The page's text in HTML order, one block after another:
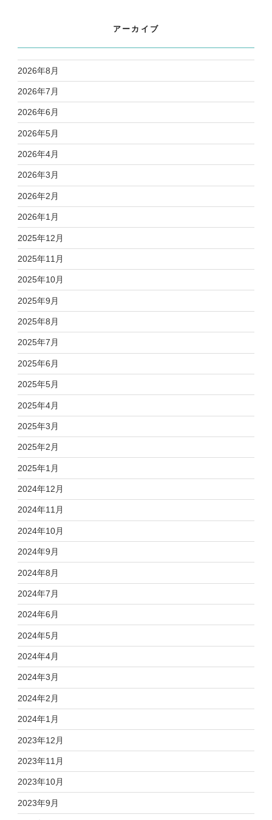
アーカイブ
2026年8月
2026年7月
2026年6月
2026年5月
2026年4月
2026年3月
2026年2月
2026年1月
2025年12月
2025年11月
2025年10月
2025年9月
2025年8月
2025年7月
2025年6月
2025年5月
2025年4月
2025年3月
2025年2月
2025年1月
2024年12月
2024年11月
2024年10月
2024年9月
2024年8月
2024年7月
2024年6月
2024年5月
2024年4月
2024年3月
2024年2月
2024年1月
2023年12月
2023年11月
2023年10月
2023年9月